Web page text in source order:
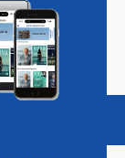
Vacatures